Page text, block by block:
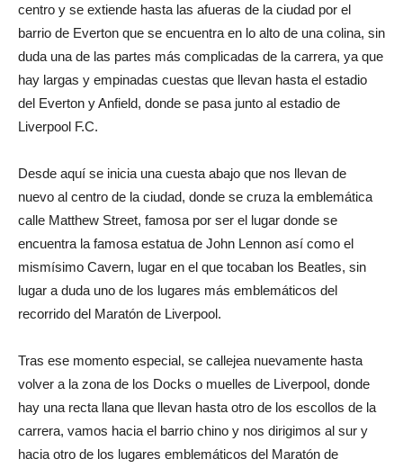
centro y se extiende hasta las afueras de la ciudad por el
barrio de Everton que se encuentra en lo alto de una colina, sin
duda una de las partes más complicadas de la carrera, ya que
hay largas y empinadas cuestas que llevan hasta el estadio
del Everton y Anfield, donde se pasa junto al estadio de
Liverpool F.C.
Desde aquí se inicia una cuesta abajo que nos llevan de
nuevo al centro de la ciudad, donde se cruza la emblemática
calle Matthew Street, famosa por ser el lugar donde se
encuentra la famosa estatua de John Lennon así como el
mismísimo Cavern, lugar en el que tocaban los Beatles, sin
lugar a duda uno de los lugares más emblemáticos del
recorrido del Maratón de Liverpool.
Tras ese momento especial, se callejea nuevamente hasta
volver a la zona de los Docks o muelles de Liverpool, donde
hay una recta llana que llevan hasta otro de los escollos de la
carrera, vamos hacia el barrio chino y nos dirigimos al sur y
hacia otro de los lugares emblemáticos del Maratón de